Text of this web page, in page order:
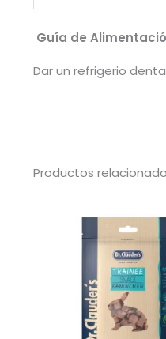
Guía de
Dar un refrigerio
Productos